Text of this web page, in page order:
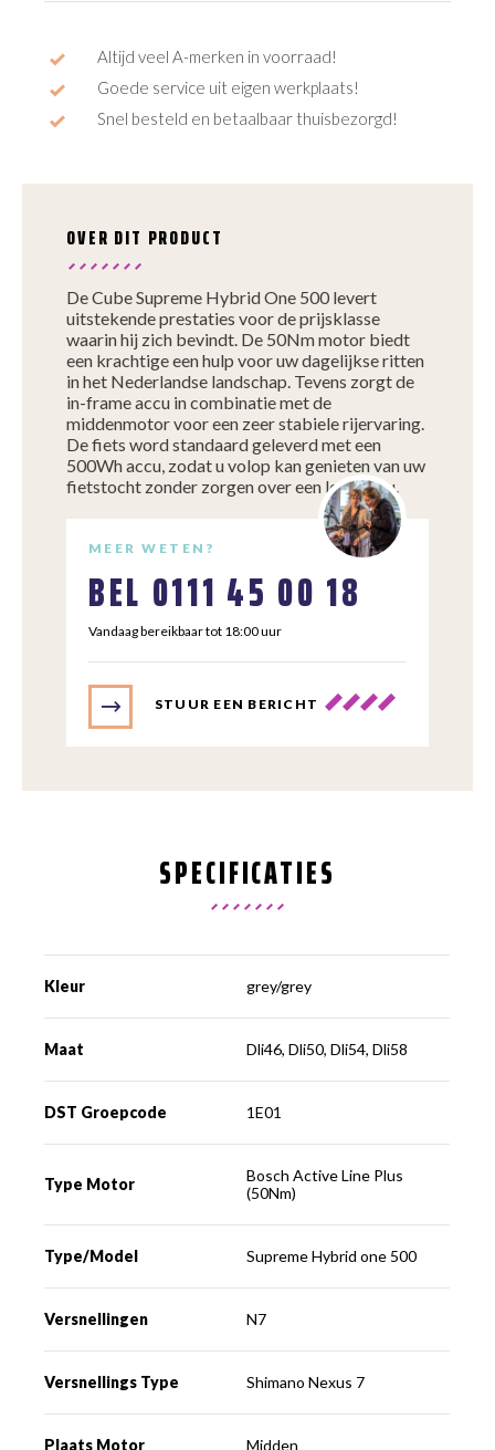
Altijd veel A-merken in voorraad!
Goede service uit eigen werkplaats!
Snel besteld en betaalbaar thuisbezorgd!
OVER DIT PRODUCT
De Cube Supreme Hybrid One 500 levert
uitstekende prestaties voor de prijsklasse
waarin hij zich bevindt. De 50Nm motor biedt
een krachtige een hulp voor uw dagelijkse ritten
in het Nederlandse landschap. Tevens zorgt de
in-frame accu in combinatie met de
middenmotor voor een zeer stabiele rijervaring.
De fiets word standaard geleverd met een
500Wh accu, zodat u volop kan genieten van uw
fietstocht zonder zorgen over een lege accu.
MEER WETEN?
BEL 0111 45 00 18
Vandaag bereikbaar tot 18:00 uur
STUUR EEN BERICHT
SPECIFICATIES
Kleur grey/grey
Maat Dli46, Dli50, Dli54, Dli58
DST Groepcode 1E01
Type Motor
Bosch Active Line Plus
(50Nm)
Type/Model Supreme Hybrid one 500
Versnellingen N7
Versnellings Type Shimano Nexus 7
Plaats Motor Midden